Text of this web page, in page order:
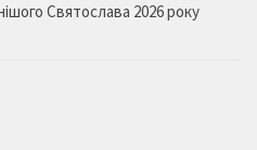
Святослава 2026 року